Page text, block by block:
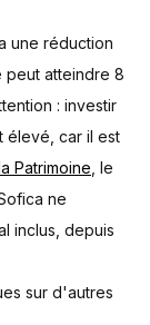
une réduction
peut atteindre 8
: investir
élevé, car il est
Patrimoine , le
ne
inclus, depuis
sur d'autres